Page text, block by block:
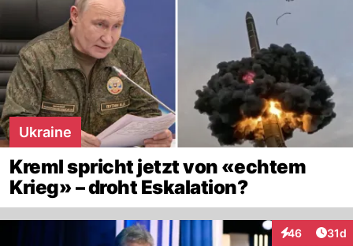
Ukraine
Kreml spricht jetzt von «echtem
Krieg» – droht Eskalation?
46
Interaktionen
31d